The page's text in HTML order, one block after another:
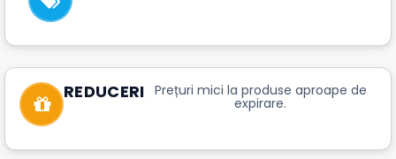
REDUCERI Prețuri mici la produse aproape de
expirare.